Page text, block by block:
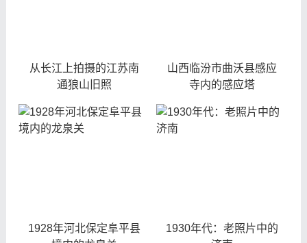
从长江上拍摄的江苏南
通狼山旧照
山西临汾市曲沃县感应
寺内的感应塔
1928年河北保定阜平县
1930年代：老照片中的